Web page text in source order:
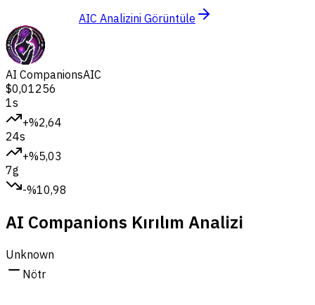
AIC Analizini Görüntüle
AI CompanionsAIC
$0,01256
1s
+%2,64
24s
+%5,03
7g
-%10,98
AI Companions Kırılım Analizi
Unknown
Nötr